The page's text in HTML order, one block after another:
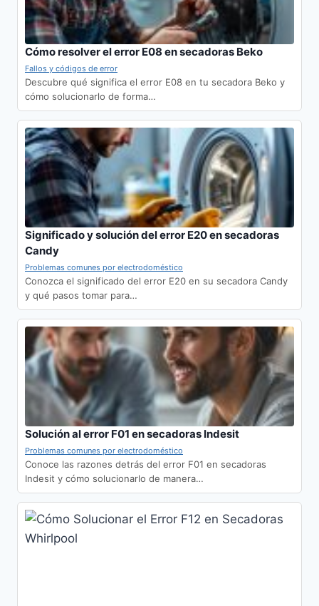
Cómo resolver el error E08 en secadoras Beko
Fallos y códigos de error
Descubre qué significa el error E08 en tu secadora Beko y
cómo solucionarlo de forma…
Significado y solución del error E20 en secadoras
Candy
Problemas comunes por electrodoméstico
Conozca el significado del error E20 en su secadora Candy
y qué pasos tomar para…
Solución al error F01 en secadoras Indesit
Problemas comunes por electrodoméstico
Conoce las razones detrás del error F01 en secadoras
Indesit y cómo solucionarlo de manera…